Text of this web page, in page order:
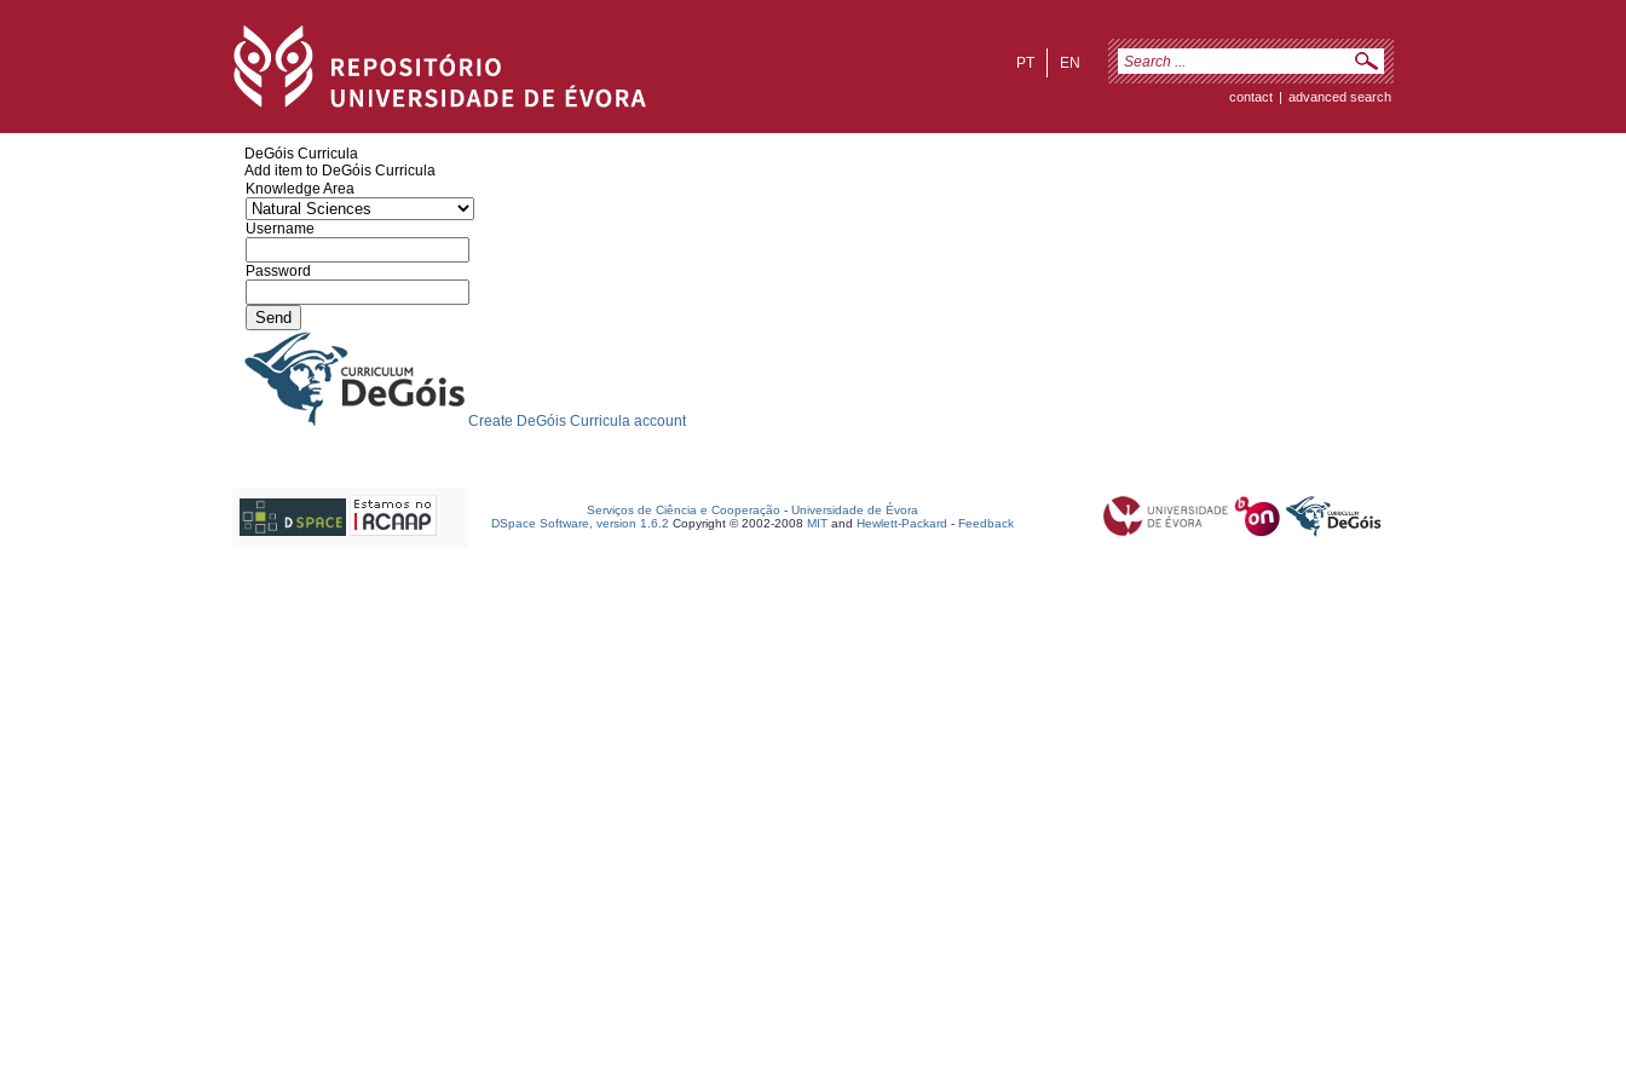
EN
PT
contact | advanced search
DeGóis Curricula
Add item to DeGóis Curricula
Knowledge Area
Username
Password
Create DeGóis Curricula account
Serviços de Ciência e Cooperação - Universidade de Évora
DSpace Software, version 1.6.2 Copyright © 2002-2008 MIT and Hewlett-Packard - Feedback